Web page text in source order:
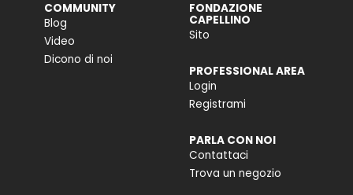
COMMUNITY
Blog
Video
Dicono di noi
FONDAZIONE
CAPELLINO
Sito
PROFESSIONAL AREA
Login
Registrami
PARLA CON NOI
Contattaci
Trova un negozio